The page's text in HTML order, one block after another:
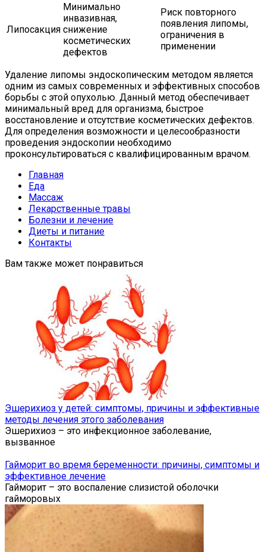
Липосакция
Минимально
инвазивная,
снижение
косметических
дефектов
Риск повторного
появления липомы,
ограничения в
применении
Удаление липомы эндоскопическим методом является
одним из самых современных и эффективных способов
борьбы с этой опухолью. Данный метод обеспечивает
минимальный вред для организма, быстрое
восстановление и отсутствие косметических дефектов.
Для определения возможности и целесообразности
проведения эндоскопии необходимо
проконсультироваться с квалифицированным врачом.
Главная
Еда
Массаж
Лекарственные травы
Болезни и лечение
Диеты и питание
Контакты
Вам также может понравиться
Эшерихиоз у детей: симптомы, причины и эффективные
методы лечения этого заболевания
Эшерихиоз – это инфекционное заболевание,
вызванное
Гайморит во время беременности: причины, симптомы и
эффективное лечение
Гайморит – это воспаление слизистой оболочки
гайморовых